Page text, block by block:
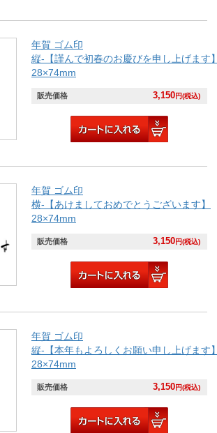
年賀 ゴム印
縦-【謹んで初春のお慶びを申し上げます
28×74mm
販売価格 3,150円(税込)
年賀 ゴム印
横-【あけましておめでとうございます】
28×74mm
販売価格 3,150円(税込)
年賀 ゴム印
縦-【本年もよろしくお願い申し上げます
28×74mm
販売価格 3,150円(税込)